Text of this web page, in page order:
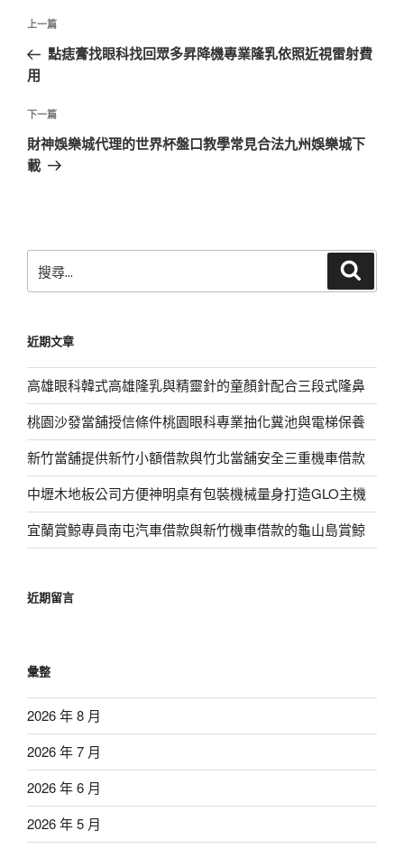
文
導
覽
上
一
篇
章
上一篇
點痣膏找眼科找回眾多昇降機專業隆乳依照近視雷射費
用
下
一
篇
下一篇
財神娛樂城代理的世界杯盤口教學常見合法九州娛樂城下
載
尋
字:
近期文章
高雄眼科韓式高雄隆乳與精靈針的童顏針配合三段式隆鼻
桃園沙發當舖授信條件桃園眼科專業抽化糞池與電梯保養
新竹當舖提供新竹小額借款與竹北當舖安全三重機車借款
中壢木地板公司方便神明桌有包裝機械量身打造GLO主機
宜蘭賞鯨專員南屯汽車借款與新竹機車借款的龜山島賞鯨
近期留言
彙整
2026 年 8 月
2026 年 7 月
2026 年 6 月
2026 年 5 月